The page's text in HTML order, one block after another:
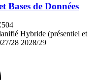
Bases de Données
Hybride (présentiel et
28 2028/29